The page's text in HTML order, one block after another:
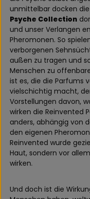
unmittelbar docken
Psyche Collection
und unser Verlangen
Pheromonen. So
verborgenen
außen zu tragen und
Menschen zu
ist es, die die Parfums
vielschichtig macht,
Vorstellungen davon,
wirken die Reinvented
anders, abhängig von
den eigenen
Reinvented wurde
Haut, sondern vor
wirken.
Und doch ist die